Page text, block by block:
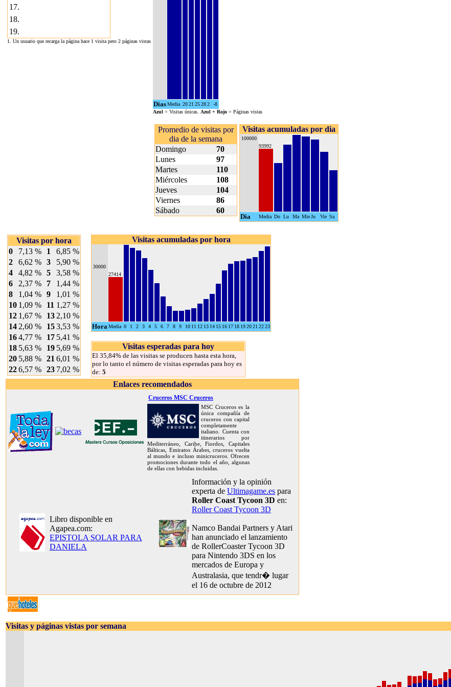
17.
18.
19.
1. Un usuario que recarga la página hace 1 visita pero 2 páginas vistas
DiasMedia 2021 25282
-8
Azul = Visitas únicas. Azul + Rojo = Páginas vistas
Promedio de visitas por
dia de la semana
Domingo
70
Lunes
97
Martes
110
Miércoles
108
Jueves
104
Viernes
86
Sábado
60
Visitas acumuladas por dia
100000
93992
Dia Media Do Lu Ma MieJu Vie Sa
Visitas por hora
0
7,13 % 1
6,85 %
2
6,62 % 3
5,90 %
4
4,82 % 5
3,58 %
6
2,37 % 7
1,44 %
8
1,04 % 9
1,01 %
10 1,09 % 11 1,27 %
12 1,67 % 13 2,10 %
14 2,60 % 153,53 %
164,77 % 17 5,41 %
18 5,63 % 19 5,69 %
20 5,88 % 21 6,01 %
226,57 % 23 7,02 %
Visitas acumuladas por hora
30000
27414
HoraMedia 0 1 2 3 4 5 6 7 8 9 10 11 12 13 14 15 16 17 18 192021 2223
Visitas esperadas para hoy
El 35,84% de las visitas se producen hasta esta hora,
por lo tanto el número de visitas esperadas para hoy es
de: 5
Enlaces recomendados
Cruceros MSC Cruceros
MSC Cruceros es la
única compañía de
cruceros con capital
completamente
italiano. Cuenta con
itinerarios por
Mediterráneo, Caribe, Fiordos, Capitales
Bálticas, Emiratos Árabes, cruceros vuelta
al mundo e incluso minicruceros. Ofrecen
promociones durante todo el año, algunas
de ellas con bebidas incluidas.
Libro disponible en
Agapea.com:
EPISTOLA SOLAR PARA
DANIELA
Información y la opinión
experta de Ultimagame.es para
Roller Coast Tycoon 3D en:
Roller Coast Tycoon 3D
Namco Bandai Partners y Atari
han anunciado el lanzamiento
de RollerCoaster Tycoon 3D
para Nintendo 3DS en los
mercados de Europa y
Australasia, que tendr� lugar
el 16 de octubre de 2012
Visitas y páginas vistas por semana